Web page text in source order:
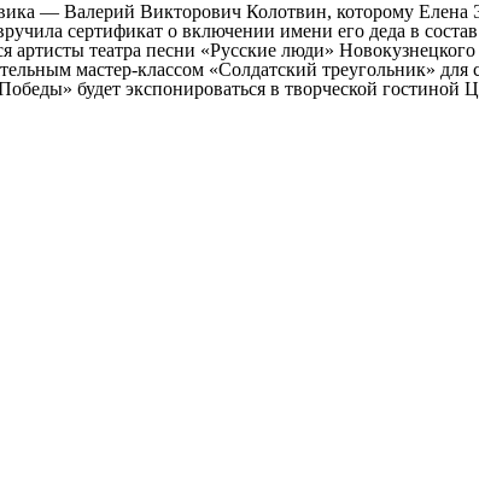
— Валерий Викторович Колотвин, которому
сертификат о включении имени его деда в
театра песни «Русские люди» Новокузнецкого
мастер-классом «Солдатский треугольник» для
будет экспонироваться в творческой